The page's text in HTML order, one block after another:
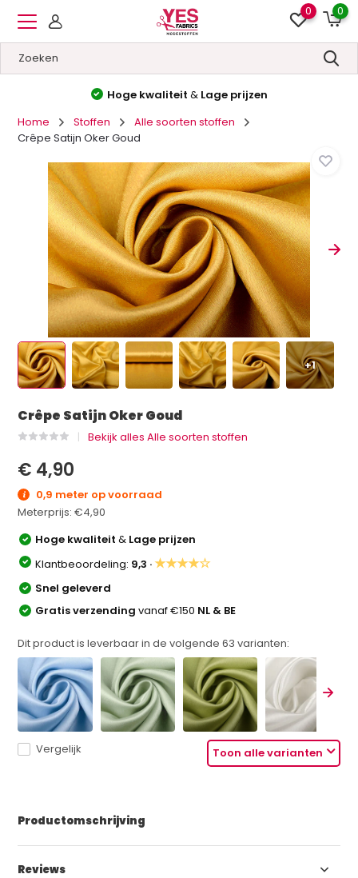
0 0
Hoge kwaliteit & Lage prijzen
Home
Stoffen
Alle soorten stoffen
Crêpe Satijn Oker Goud
+1
Crêpe Satijn Oker Goud
Bekijk alles Alle soorten stoffen
€ 4,90
0,9 meter op voorraad
Meterprijs:€4,90
Hoge kwaliteit& Lage prijzen
Klantbeoordeling: 9,3 ·★★★★☆
Snel geleverd
Gratis verzendingvanaf €150 NL & BE
Dit product is leverbaar in de volgende63 varianten:
Toon alle varianten
Vergelijk
Productomschrijving
Reviews